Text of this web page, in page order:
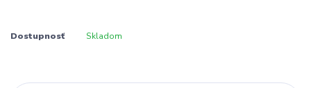
Dostupnosť Skladom